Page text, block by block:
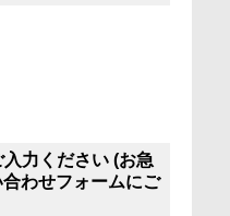
力ください (お急
わせフォームにご